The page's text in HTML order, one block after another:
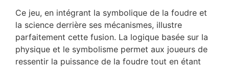
Ce jeu, en intégrant la symbolique de la foudre et
la science derrière ses mécanismes, illustre
parfaitement cette fusion. La logique basée sur la
physique et le symbolisme permet aux joueurs de
ressentir la puissance de la foudre tout en étant